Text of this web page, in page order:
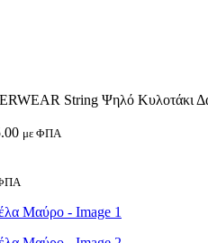
String Ψηλό Κυλοτάκι
με ΦΠΑ